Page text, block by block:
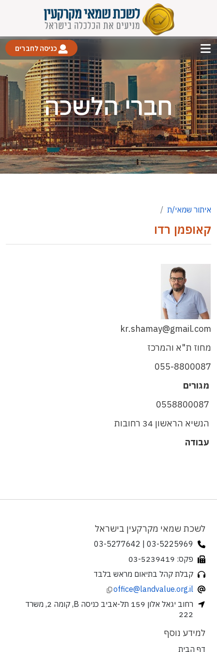
כניסה לחברים
חברי הלשכה
איתור שמאי/ת
קאופמן רדו
kr.shamay@gmail.com
מחוז ת"א והמרכז
055-8800087
מגורים
0558800087
הנשיא הראשון 34 רחובות
עבודה
לשכת שמאי מקרקעין בישראל
03-5225969 | 03-5277642
פקס: 03-5239419
קבלת קהל בתיאום מראש בלבד
office@landvalue.org.il
רחוב יגאל אלון 159 תל-אביב כניסה B, קומה 2, משרד
222
למידע נוסף
דף הבית